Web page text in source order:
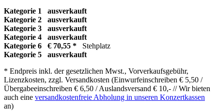
Kategorie 1 ausverkauft
Kategorie 2 ausverkauft
Kategorie 3 ausverkauft
Kategorie 4 ausverkauft
Kategorie 6 € 70,55 * Stehplatz
Kategorie 5 ausverkauft
* Endpreis inkl. der gesetzlichen Mwst., Vorverkaufsgebühr,
Lizenzkosten, zzgl. Versandkosten (Einwurfeinschreiben € 5,50 /
Übergabeeinschreiben € 6,50 / Auslandsversand € 10,- // Wir bieten
auch eine versandkostenfreie Abholung in unseren Konzertkassen
an)